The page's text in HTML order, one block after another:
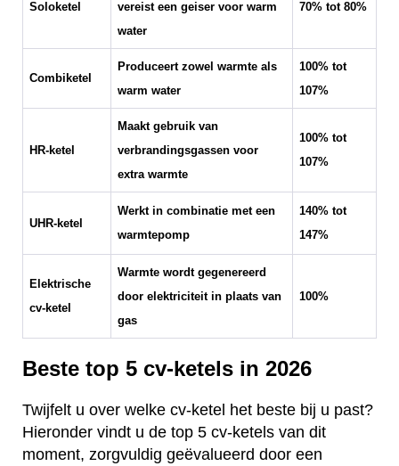
Soloketel
vereist een geiser voor warm
water
70% tot 80%
Combiketel
Produceert zowel warmte als
warm water
100% tot
107%
HR-ketel
Maakt gebruik van
verbrandingsgassen voor
extra warmte
100% tot
107%
UHR-ketel
Werkt in combinatie met een
warmtepomp
140% tot
147%
Elektrische
cv-ketel
Warmte wordt gegenereerd
door elektriciteit in plaats van
gas
100%
Beste top 5 cv-ketels in 2026
Twijfelt u over welke cv-ketel het beste bij u past?
Hieronder vindt u de top 5 cv-ketels van dit
moment, zorgvuldig geëvalueerd door een